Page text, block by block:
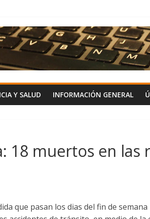
Y SALUD INFORMACIÓN GENERAL
18 muertos en las
que pasan los dias del fin de